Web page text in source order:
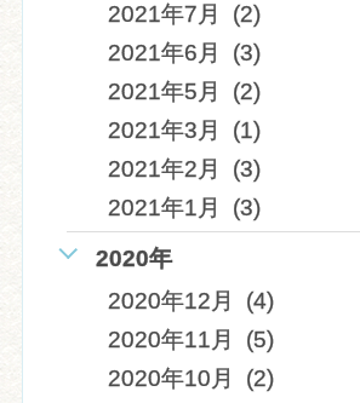
2021年7月 (2)
2021年6月 (3)
2021年5月 (2)
2021年3月 (1)
2021年2月 (3)
2021年1月 (3)
2020年
2020年12月 (4)
2020年11月 (5)
2020年10月 (2)